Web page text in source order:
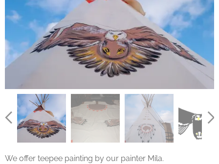
nákres č.1
nákres č.2
nákres č.3
nákres č.4
We offer teepee painting by our painter Míla.